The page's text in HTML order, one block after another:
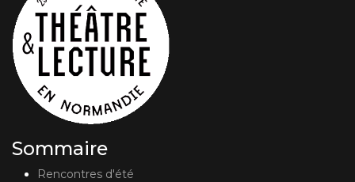
Sommaire
Rencontres d'été